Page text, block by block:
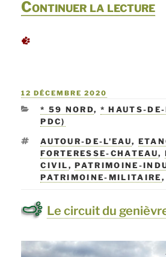
Continuer la lecturede
à
PUBLIÉ
12 DÉCEMBRE 2020
CATÉGORIES
* 59 NORD, * HAUTS-DE-
PDC)
ÉTIQUETTES
AUTOUR-DE-L'EAU,
FORTERESSE-CHATEAU,
CIVIL ,PATRIMOINE-
PATRIMOINE-MILITAIRE
Le circuit du